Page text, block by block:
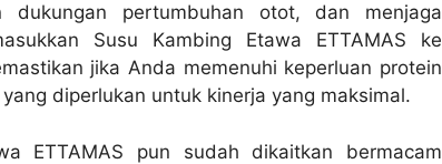
dukungan pertumbuhan otot, dan menjaga
Susu Kambing Etawa ETTAMAS ke
jika Anda memenuhi keperluan protein
diperlukan untuk kinerja yang maksimal.
ETTAMAS pun sudah dikaitkan bermacam